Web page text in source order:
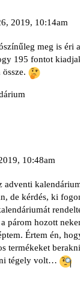
2019, 10:14am
meg is éri
195 fontot
10:48am
adventi
de kérdés, ki
párom hozott
Értem én,
termékeket
tégely volt…